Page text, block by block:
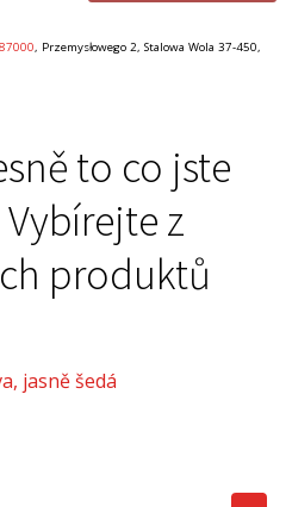
, Przemysłowego 2, Stalowa Wola 37-450,
to co jste
z
produktů
jasně šedá